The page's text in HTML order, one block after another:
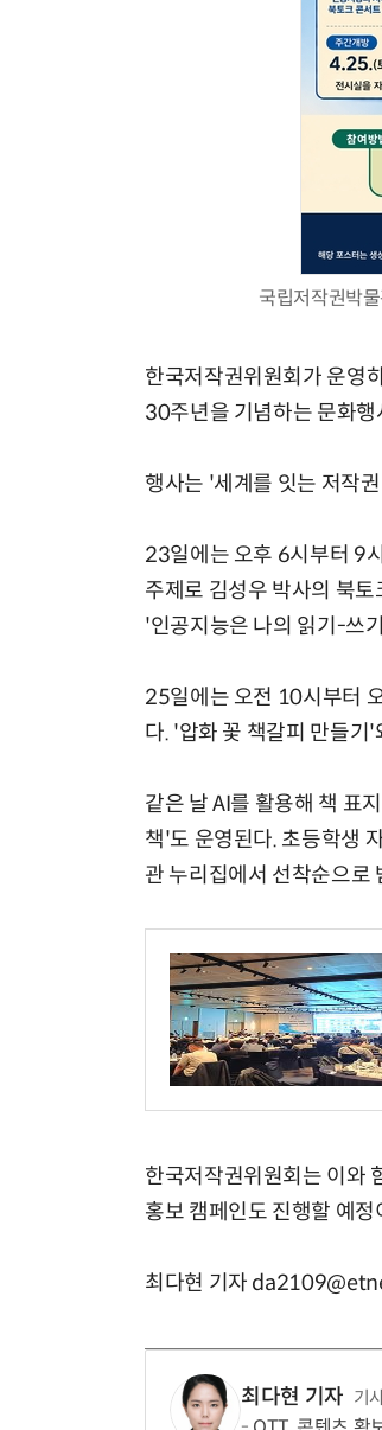
국립저작권박
한국저작권위원회가 운영
30주년을 기념하는 문화
행사는 '세계를 잇는 저작
23일에는 오후 6시부터 9
주제로 김성우 박사의 북
'인공지능은 나의 읽기-쓰
25일에는 오전 10시부터
다. '압화 꽃 책갈피 만들기
같은 날 AI를 활용해 책 표
책'도 운영된다. 초등학생
관 누리집에서 선착순으로
한국저작권위원회는 이와
홍보 캠페인도 진행할 예정
최다현 기자
최다현 기자 기